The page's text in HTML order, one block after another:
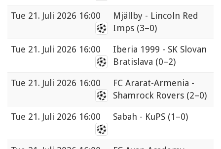
Tue 21. Juli 2026 16:00
Mjällby - Lincoln Red
Imps (3–0)
Tue 21. Juli 2026 16:00
Iberia 1999 - SK Slovan
Bratislava (0–2)
Tue 21. Juli 2026 16:00
FC Ararat-Armenia -
Shamrock Rovers (2–0)
Tue 21. Juli 2026 16:00 Sabah - KuPS (1–0)